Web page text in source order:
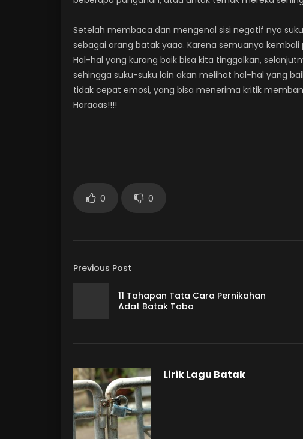
Setelah membaca dan mengenal sisi negatif nya
sebagai orang batak yaaa. Karena semuanya
Hal-hal yang kurang baik bisa kita tinggalkan,
sehingga suku-suku lain akan melihat hal-hal yang
tidak cepat emosi, yang bisa menerima kritik
Horaaas!!!!
0 0
Previous Post
11 Tahapan Tata Cara Pernikahan
Adat Batak Toba
Lirik Lagu Batak